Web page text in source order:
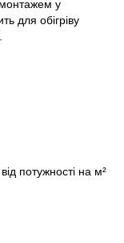
монтажем у
для обігріву
потужності на м²